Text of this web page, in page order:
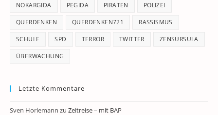
NOKARGIDA PEGIDA PIRATEN POLIZEI
QUERDENKEN QUERDENKEN721 RASSISMUS
SCHULE SPD TERROR TWITTER ZENSURSULA
ÜBERWACHUNG
Letzte Kommentare
Sven Horlemann zu Zeitreise – mit BAP